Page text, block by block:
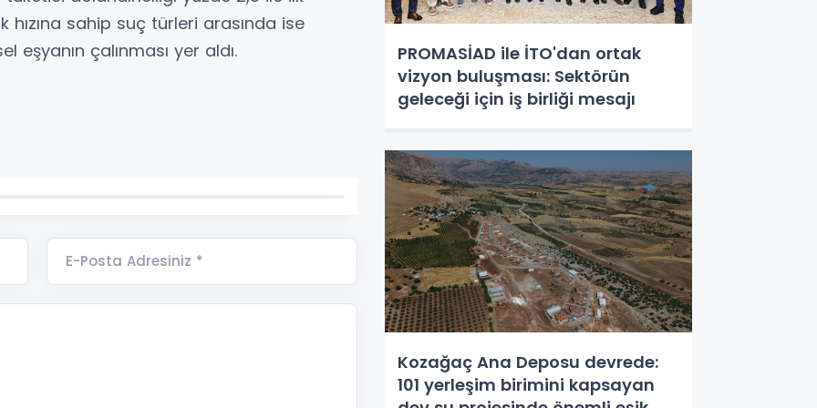
hızına sahip suç türleri arasında ise
eşyanın çalınması yer aldı.
E-Posta Adresiniz *
PROMASİAD ile İTO'dan ortak
vizyon buluşması: Sektörün
geleceği için iş birliği mesajı
Kozağaç Ana Deposu devrede:
101 yerleşim birimini kapsayan